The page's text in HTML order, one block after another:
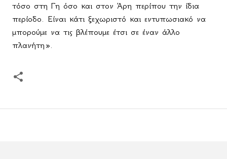
τόσο στη Γη όσο και στον Άρη περίπου την ίδια
περίοδο. Είναι κάτι ξεχωριστό και εντυπωσιακό να
μπορούμε να τις βλέπουμε έτσι σε έναν άλλο
πλανήτη».